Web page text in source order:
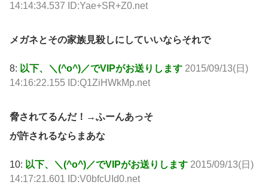
14:14:34.537 ID:Yae+SR+Z0.net
メガネとその家族見殺しにしていいならそれで
8: 以下、＼(^o^)／でVIPがお送りします 2015/09/13(日)
14:16:22.155 ID:Q1ZiHWkMp.net
脅されてるんだ！→ふーんあっそ
が許されるならまあな
10: 以下、＼(^o^)／でVIPがお送りします 2015/09/13(日)
14:17:21.601 ID:V0bfcUId0.net